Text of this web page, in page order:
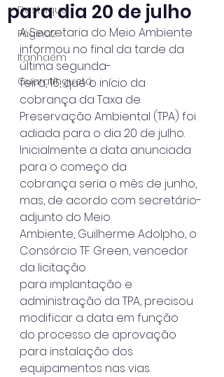
Destaque
Página2
Itanhaém
Guaratinguetá
para dia 20 de julho
A Secretaria do Meio Ambiente
informou no final da tarde da
última segunda-
feira, 16, que o início da
cobrança da Taxa de
Preservação Ambiental (TPA) foi
adiada para o dia 20 de julho.
Inicialmente a data anunciada
para o começo da
cobrança seria o mês de junho,
mas, de acordo com secretário-
adjunto do Meio
Ambiente, Guilherme Adolpho, o
Consórcio TF Green, vencedor
da licitação
para implantação e
administração da TPA, precisou
modificar a data em função
do processo de aprovação
para instalação dos
equipamentos nas vias.